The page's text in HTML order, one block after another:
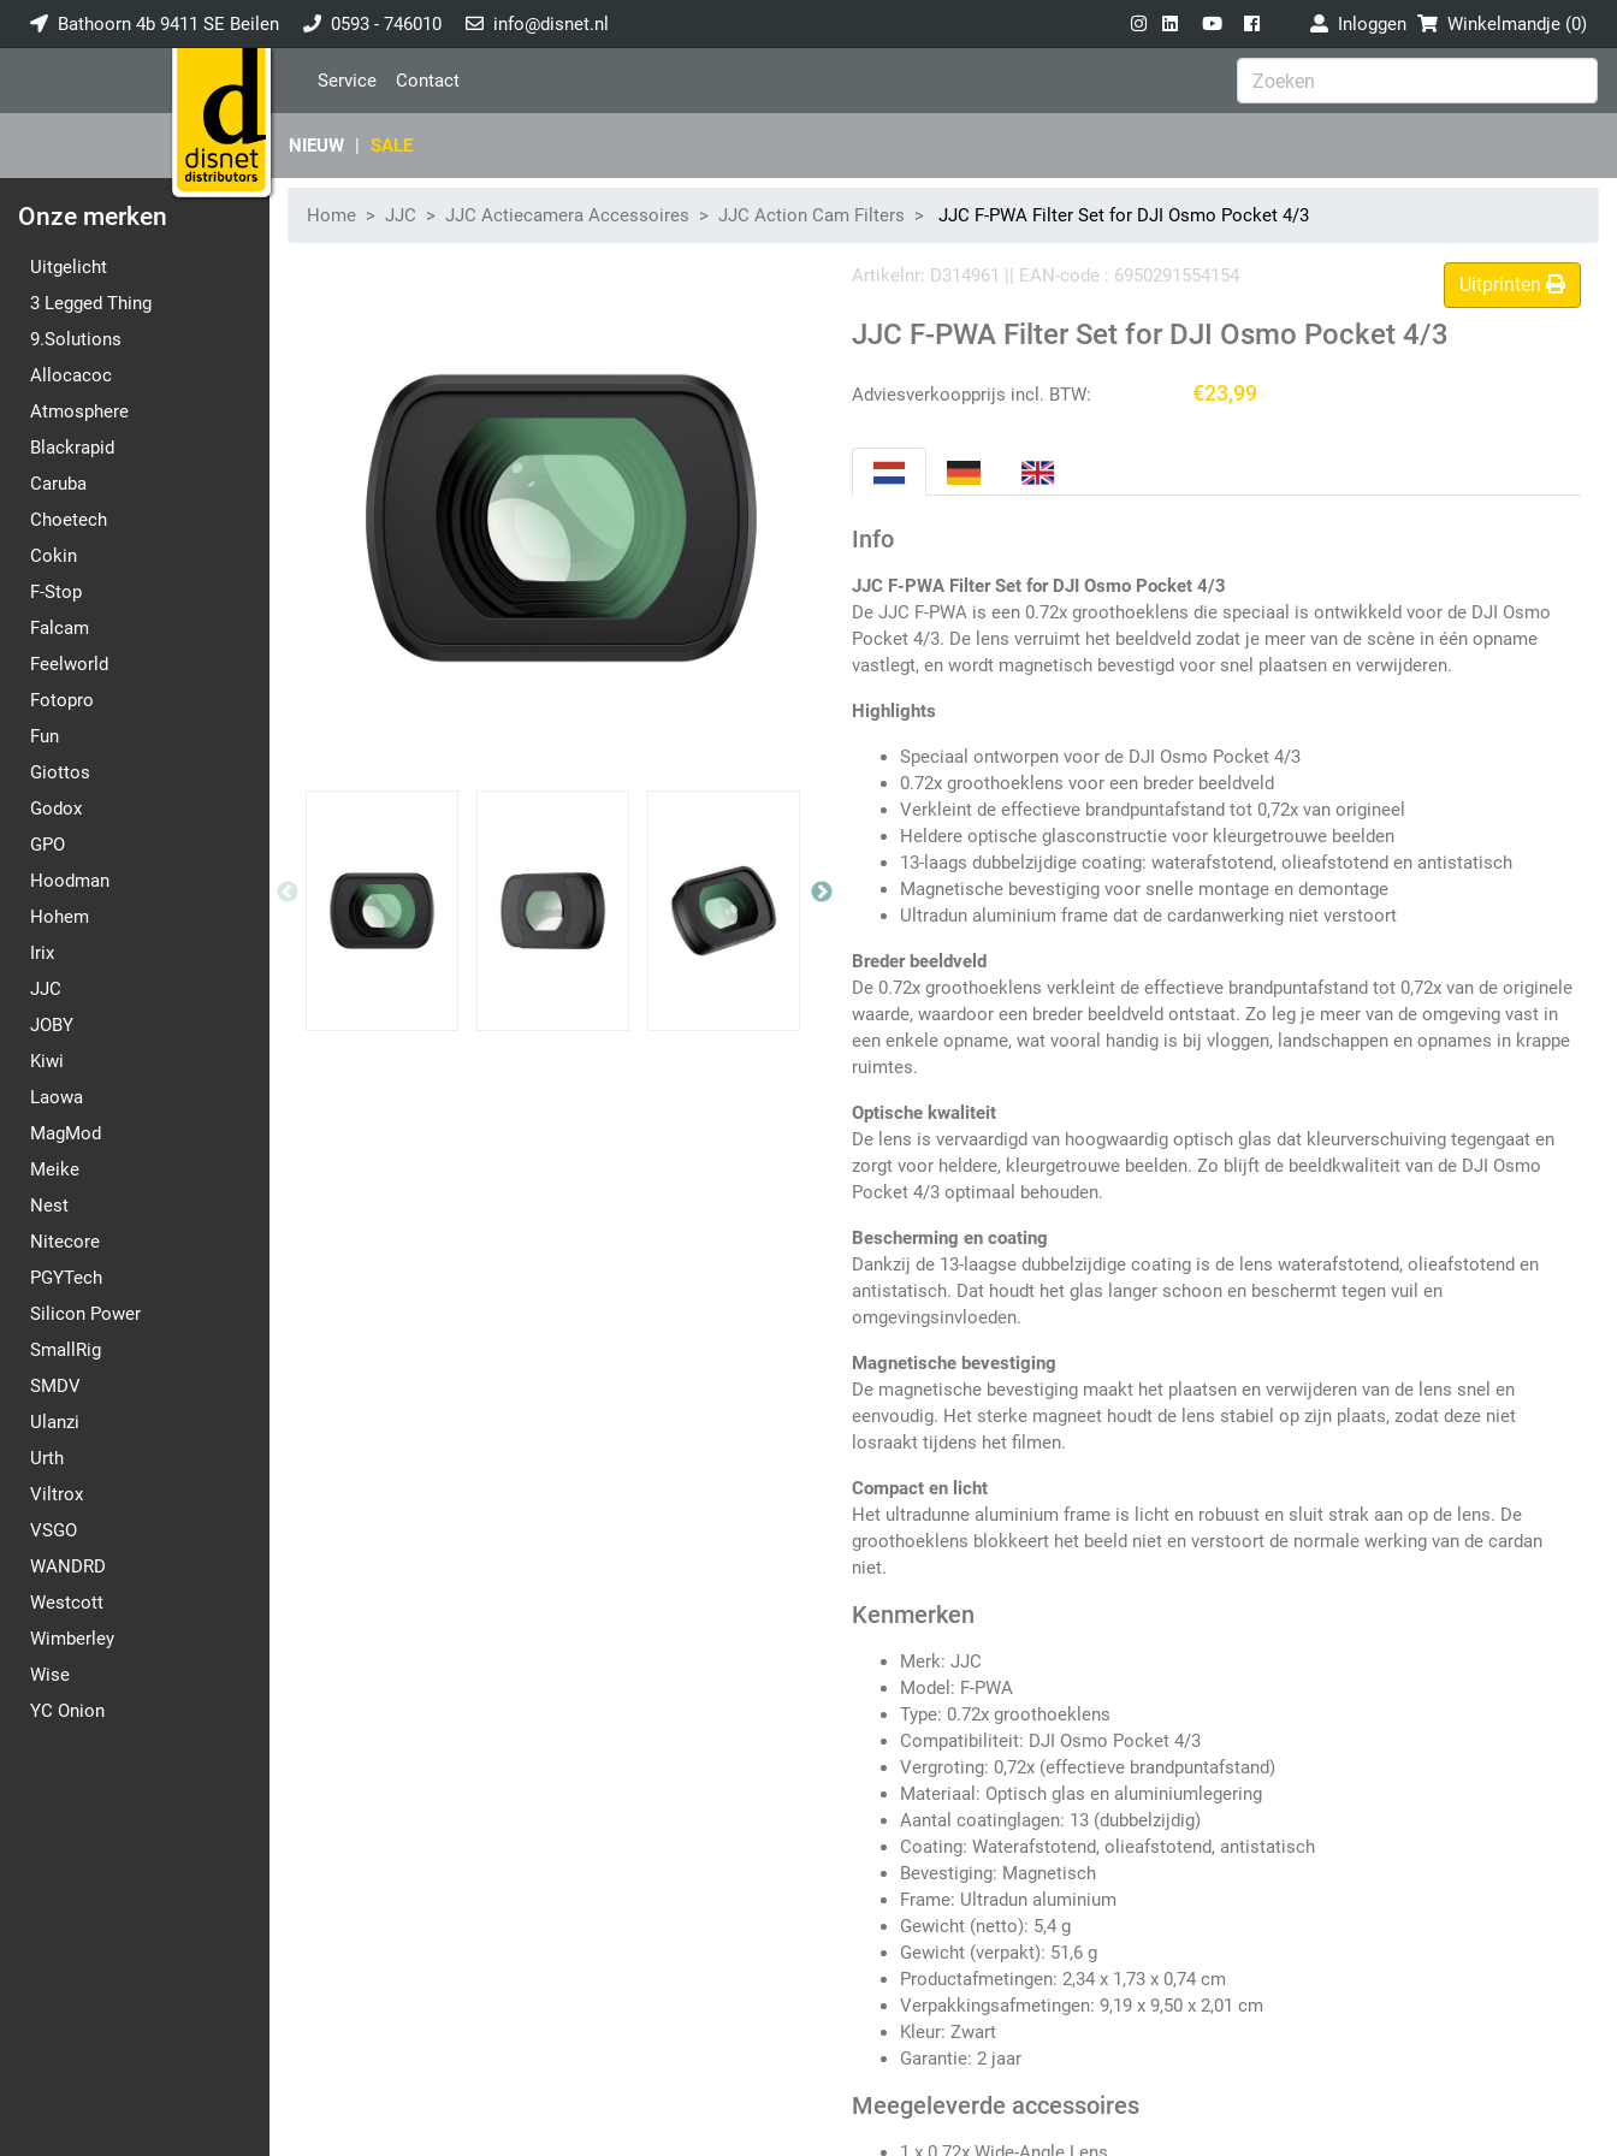
Bathoorn 4b 9411 SE Beilen 0593 - 746010 info@disnet.nl Inloggen Winkelmandje (0)
Service Contact
NIEUW | SALE
Onze merken
Uitgelicht
3 Legged Thing
9.Solutions
Allocacoc
Atmosphere
Blackrapid
Caruba
Choetech
Cokin
F-Stop
Falcam
Feelworld
Fotopro
Fun
Giottos
Godox
GPO
Hoodman
Hohem
Irix
JJC
JOBY
Kiwi
Laowa
MagMod
Meike
Nest
Nitecore
PGYTech
Silicon Power
SmallRig
SMDV
Ulanzi
Urth
Viltrox
VSGO
WANDRD
Westcott
Wimberley
Wise
YC Onion
Home JJC JJC Actiecamera Accessoires JJC Action Cam Filters JJC F-PWA Filter Set for DJI Osmo Pocket 4/3
Artikelnr: D314961 || EAN-code : 6950291554154 Uitprinten
JJC F-PWA Filter Set for DJI Osmo Pocket 4/3
Adviesverkoopprijs incl. BTW: €23,99
Info
JJC F-PWA Filter Set for DJI Osmo Pocket 4/3
De JJC F-PWA is een 0.72x groothoeklens die speciaal is ontwikkeld voor de DJI Osmo
Pocket 4/3. De lens verruimt het beeldveld zodat je meer van de scène in één opname
vastlegt, en wordt magnetisch bevestigd voor snel plaatsen en verwijderen.
Highlights
Speciaal ontworpen voor de DJI Osmo Pocket 4/3
0.72x groothoeklens voor een breder beeldveld
Verkleint de effectieve brandpuntafstand tot 0,72x van origineel
Heldere optische glasconstructie voor kleurgetrouwe beelden
13-laags dubbelzijdige coating: waterafstotend, olieafstotend en antistatisch
Magnetische bevestiging voor snelle montage en demontage
Ultradun aluminium frame dat de cardanwerking niet verstoort
Breder beeldveld
De 0.72x groothoeklens verkleint de effectieve brandpuntafstand tot 0,72x van de originele
waarde, waardoor een breder beeldveld ontstaat. Zo leg je meer van de omgeving vast in
een enkele opname, wat vooral handig is bij vloggen, landschappen en opnames in krappe
ruimtes.
Optische kwaliteit
De lens is vervaardigd van hoogwaardig optisch glas dat kleurverschuiving tegengaat en
zorgt voor heldere, kleurgetrouwe beelden. Zo blijft de beeldkwaliteit van de DJI Osmo
Pocket 4/3 optimaal behouden.
Bescherming en coating
Dankzij de 13-laagse dubbelzijdige coating is de lens waterafstotend, olieafstotend en
antistatisch. Dat houdt het glas langer schoon en beschermt tegen vuil en
omgevingsinvloeden.
Magnetische bevestiging
De magnetische bevestiging maakt het plaatsen en verwijderen van de lens snel en
eenvoudig. Het sterke magneet houdt de lens stabiel op zijn plaats, zodat deze niet
losraakt tijdens het filmen.
Compact en licht
Het ultradunne aluminium frame is licht en robuust en sluit strak aan op de lens. De
groothoeklens blokkeert het beeld niet en verstoort de normale werking van de cardan
niet.
Kenmerken
Merk: JJC
Model: F-PWA
Type: 0.72x groothoeklens
Compatibiliteit: DJI Osmo Pocket 4/3
Vergroting: 0,72x (effectieve brandpuntafstand)
Materiaal: Optisch glas en aluminiumlegering
Aantal coatinglagen: 13 (dubbelzijdig)
Coating: Waterafstotend, olieafstotend, antistatisch
Bevestiging: Magnetisch
Frame: Ultradun aluminium
Gewicht (netto): 5,4 g
Gewicht (verpakt): 51,6 g
Productafmetingen: 2,34 x 1,73 x 0,74 cm
Verpakkingsafmetingen: 9,19 x 9,50 x 2,01 cm
Kleur: Zwart
Garantie: 2 jaar
Meegeleverde accessoires